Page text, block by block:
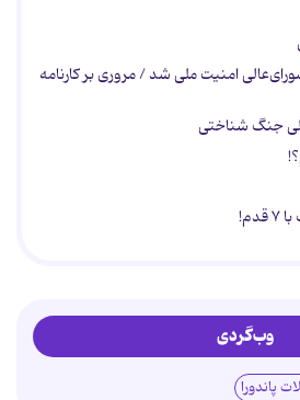
امنیت ملی شد / مروری بر کارنامه
جنگ شناختی
وب‌گردی
پاندورا